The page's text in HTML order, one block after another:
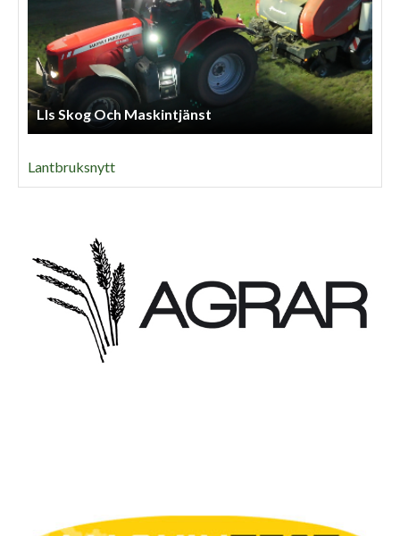
Lls Skog Och Maskintjänst
Lantbruksnytt